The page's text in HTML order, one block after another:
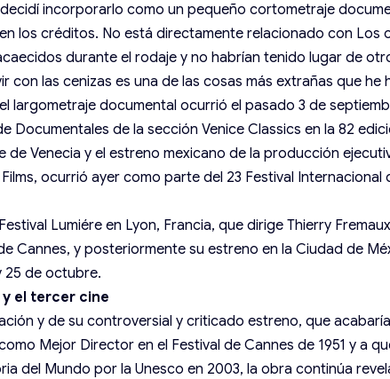
incorporarlo como un pequeño cortometraje
los créditos. No está directamente relacionado con Los
durante el rodaje y no habrían tenido lugar de
con las cenizas es una de las cosas más extrañas que he
largometraje documental ocurrió el pasado 3 de
Documentales de la sección Venice Classics en la 82
de Venecia y el estreno mexicano de la producción
ocurrió ayer como parte del 23 Festival Internacional
Lumiére en Lyon, Francia, que dirige Thierry
Cannes, y posteriormente su estreno en la Ciudad de
25 de octubre.
el tercer cine
y de su controversial y criticado estreno, que
Mejor Director en el Festival de Cannes de 1951 y a
del Mundo por la Unesco en 2003, la obra continúa